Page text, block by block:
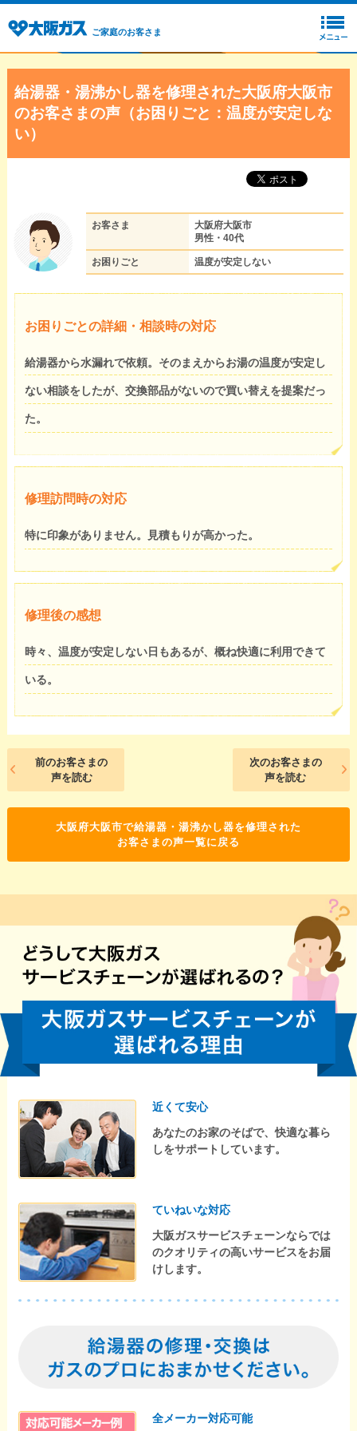
ご家庭のお客さま
給湯器・湯沸かし器を修理された大阪府大阪市
のお客さまの声（お困りごと：温度が安定しな
い）
お客さま
大阪府大阪市
男性・40代
お困りごと 温度が安定しない
お困りごとの詳細・相談時の対応
給湯器から水漏れで依頼。そのまえからお湯の温度が安定し
ない相談をしたが、交換部品がないので買い替えを提案だっ
た。
修理訪問時の対応
特に印象がありません。見積もりが高かった。
修理後の感想
時々、温度が安定しない日もあるが、概ね快適に利用できて
いる。
前のお客さまの
声を読む
次のお客さまの
声を読む
大阪府大阪市で給湯器・湯沸かし器を修理された
お客さまの声一覧に戻る
近くて安心
あなたのお家のそばで、快適な暮ら
しをサポートしています。
ていねいな対応
大阪ガスサービスチェーンならでは
のクオリティの高いサービスをお届
けします。
全メーカー対応可能